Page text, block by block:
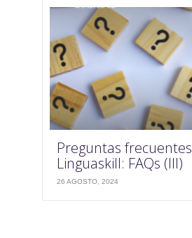
Preguntas frecuentes
Linguaskill: FAQs (III)
26 AGOSTO, 2024